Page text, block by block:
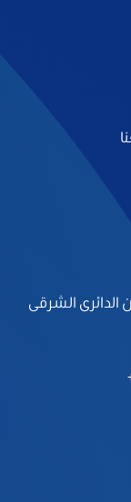
الدائرى الشرقى